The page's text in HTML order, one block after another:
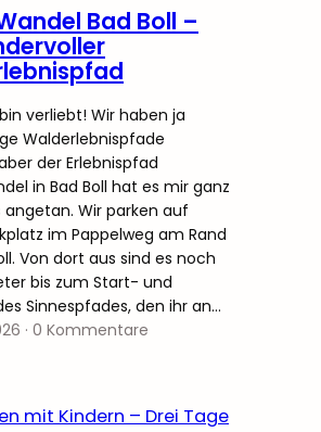
Bad Boll –
verliebt! Wir haben ja
Walderlebnispfade
der Erlebnispfad
in Bad Boll hat es mir ganz
angetan. Wir parken auf
im Pappelweg am Rand
Von dort aus sind es noch
bis zum Start- und
Sinnespfades, den ihr an…
· 0 Kommentare